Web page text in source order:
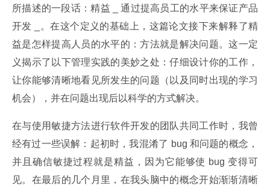
所描述的一段话：精益 _ 通过提高员工的水平来保证产品
开发 _。在这个定义的基础上，这篇论文接下来解释了精
益是怎样提高人员的水平的：方法就是解决问题。这一定
义揭示了以下管理实践的美妙之处：仔细设计你的工作，
让你能够清晰地看见所发生的问题（以及同时出现的学习
机会），并在问题出现后以科学的方式解决。
在与使用敏捷方法进行软件开发的团队共同工作时，我曾
经有过一些误解：起初时，我混淆了 bug 和问题的概念，
并且确信敏捷过程就是精益，因为它能够使 bug 变得可
见。在最后的几个月里，在我头脑中的概念开始渐渐清晰